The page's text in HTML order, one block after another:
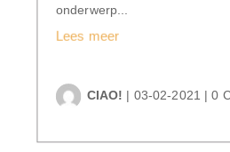
onderwerp...
Lees meer
CIAO! | 03-02-2021 |0